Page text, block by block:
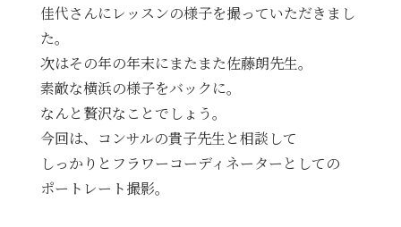
佳代さんにレッスンの様子を撮っていただきまし
た。
次はその年の年末にまたまた佐藤朗先生。
素敵な横浜の様子をバックに。
なんと贅沢なことでしょう。
今回は、コンサルの貴子先生と相談して
しっかりとフラワーコーディネーターとしての
ポートレート撮影。